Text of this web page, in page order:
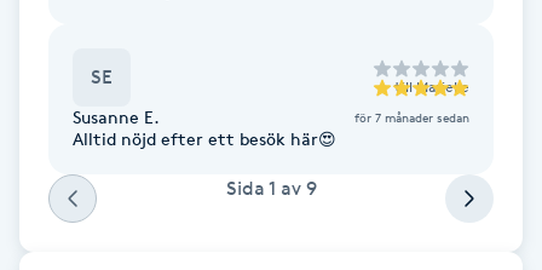
SE till Marielle
Susanne E. för 7 månader sedan
Alltid nöjd efter ett besök här😍
Sida 1 av 9